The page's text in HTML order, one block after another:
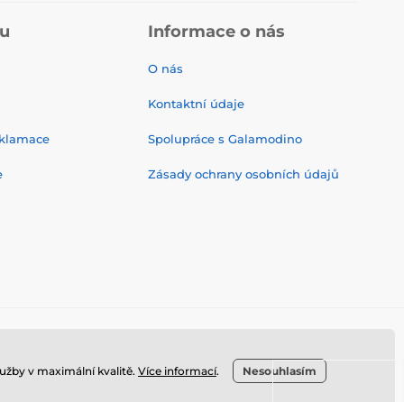
Informace o nás
O nás
Kontaktní údaje
Spolupráce s Galamodino
Zásady ochrany osobních údajů
v maximální kvalitě. Více informací. Nesouhlasím